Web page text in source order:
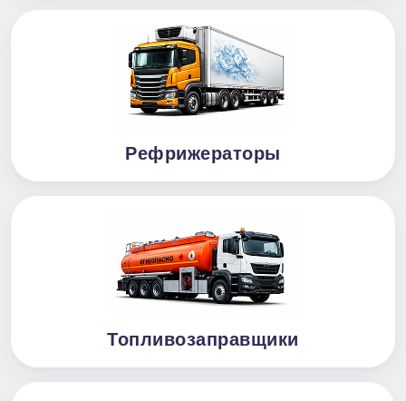
Рефрижераторы
Топливозаправщики